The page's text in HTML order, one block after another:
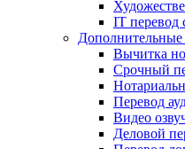
IT перевод
Дополнительные
Вычитка
Срочный
Перевод
Видео
Деловой